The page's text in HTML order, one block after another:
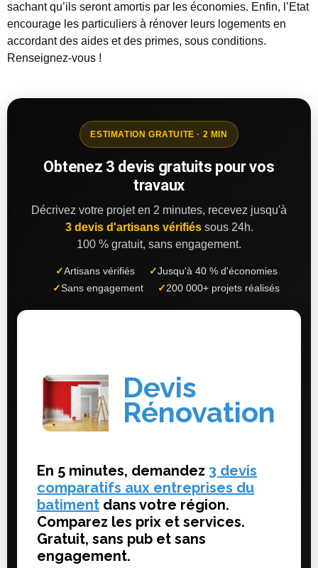
sachant qu’ils seront amortis par les économies. Enfin, l’Etat
encourage les particuliers à rénover leurs logements en
accordant des aides et des primes, sous conditions.
Renseignez-vous !
ESTIMATION GRATUITE · 2 MIN
Obtenez 3 devis gratuits pour vos
travaux
Décrivez votre projet en 2 minutes, recevez jusqu'à
3 devis d'artisans vérifiéssous 24h.
100 % gratuit, sans engagement.
✓Artisans vérifiés ✓Jusqu'à 40 % d'économies
✓Sans engagement ✓200 000+ projets réalisés